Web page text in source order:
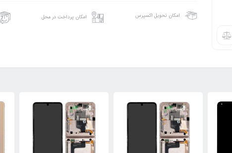
امکان تحویل اکسپرس امکان پرداخت در محل